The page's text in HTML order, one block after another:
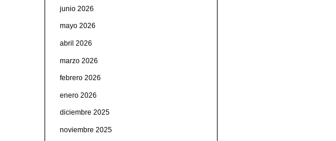
junio 2026
mayo 2026
abril 2026
marzo 2026
febrero 2026
enero 2026
diciembre 2025
noviembre 2025